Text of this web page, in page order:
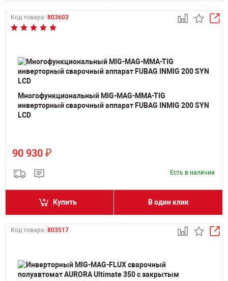
Код товара: 803603
Многофункциональный MIG-MAG-MMA-TIG
инверторный сварочный аппарат FUBAG INMIG 200 SYN
LCD
90 930 ₽
Есть в наличии
Купить В один клик
Код товара: 803517